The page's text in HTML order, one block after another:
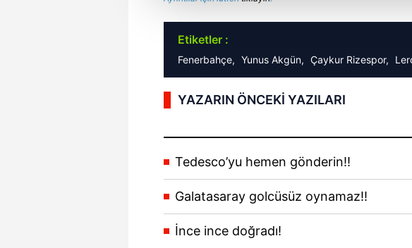
butonuna tıklayabilir,Çerez Bilgilendirme
Etiketler :
Fenerbahçe, Yunus Akgün, Çaykur Rizespor,
YAZARIN ÖNCEKİ YAZILARI
Tedesco’yu hemen gönderin!!
Galatasaray golcüsüz oynamaz!!
İnce ince doğradı!